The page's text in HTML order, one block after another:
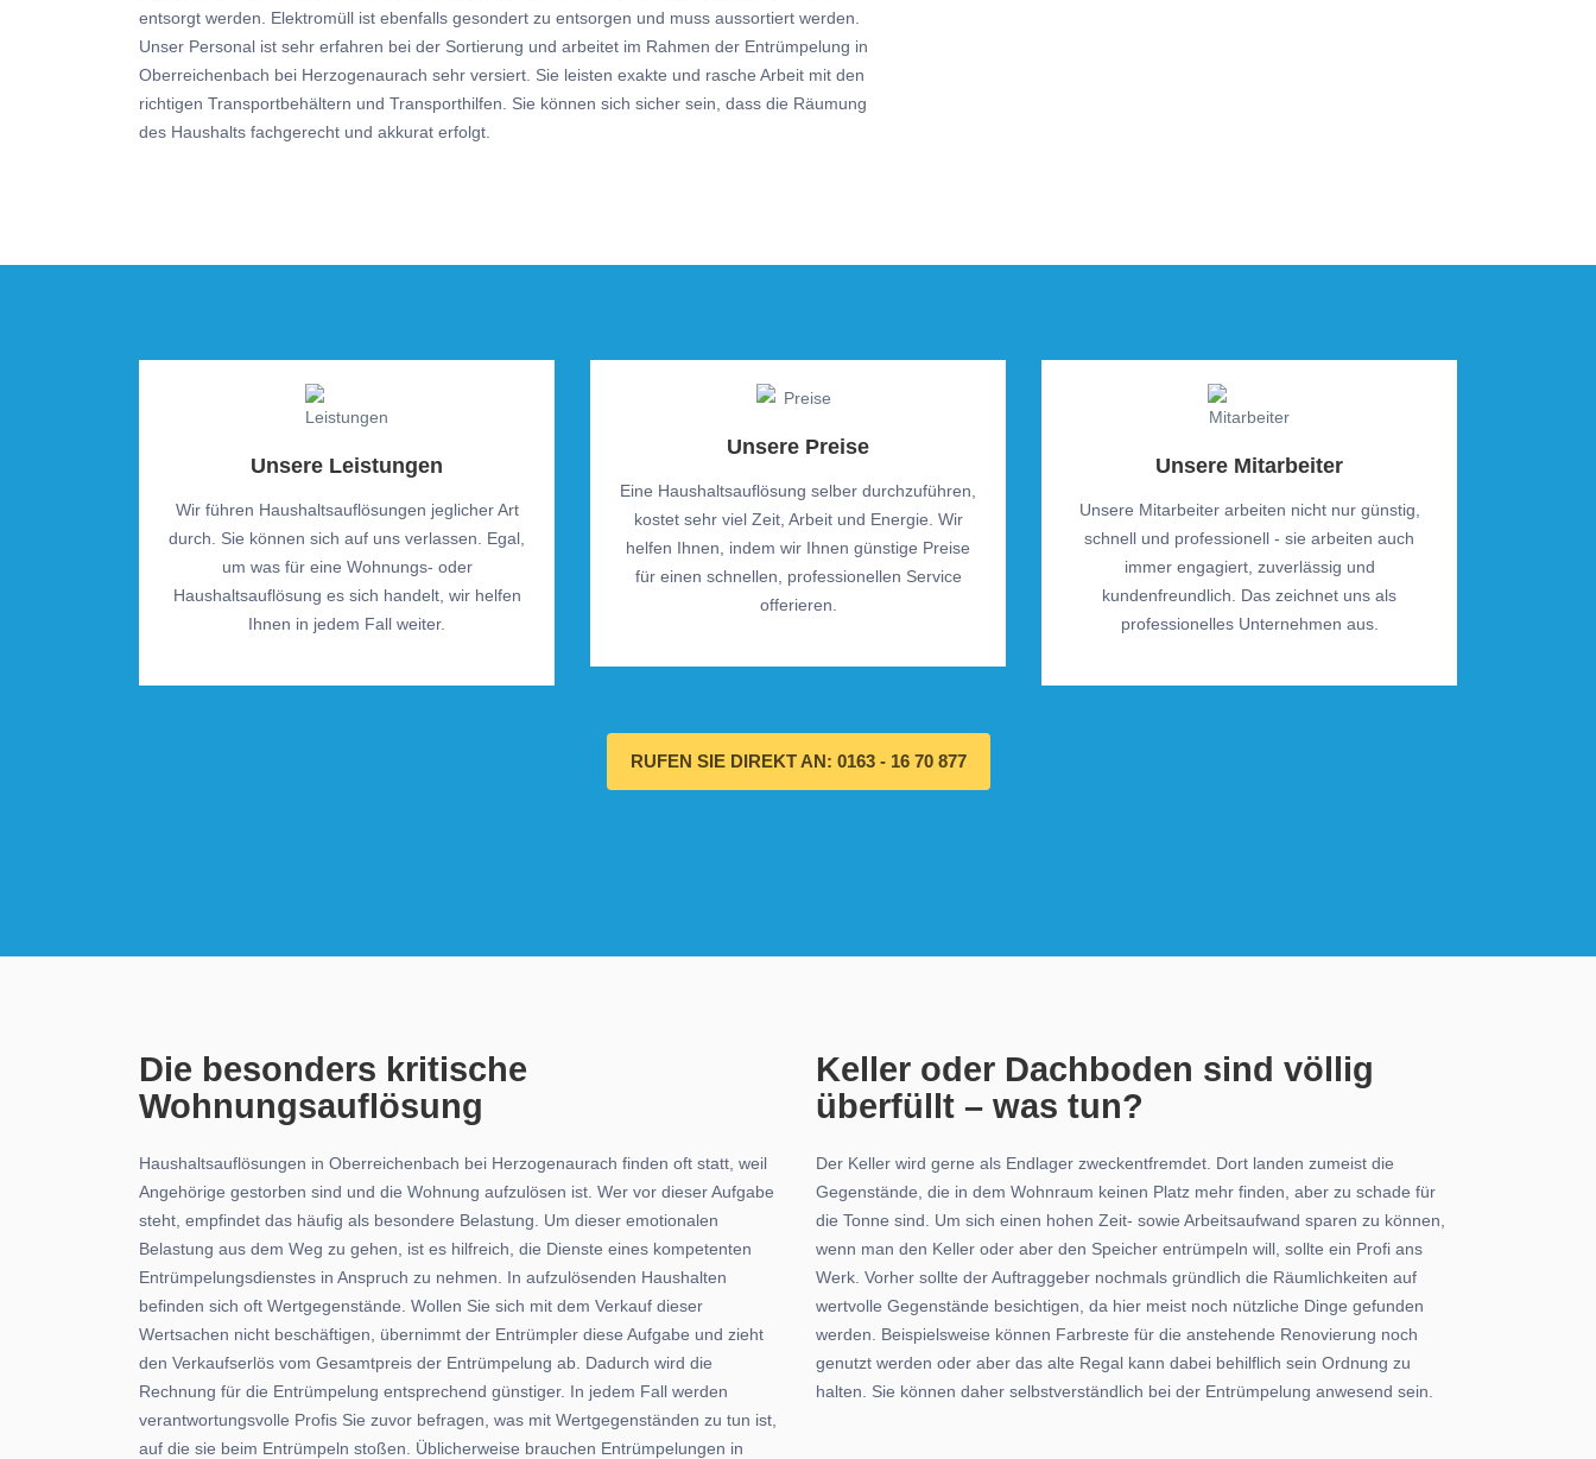
entsorgt werden. Elektromüll ist ebenfalls gesondert zu entsorgen und muss aussortiert werden.
Unser Personal ist sehr erfahren bei der Sortierung und arbeitet im Rahmen der Entrümpelung in
Oberreichenbach bei Herzogenaurach sehr versiert. Sie leisten exakte und rasche Arbeit mit den
richtigen Transportbehältern und Transporthilfen. Sie können sich sicher sein, dass die Räumung
des Haushalts fachgerecht und akkurat erfolgt.
Unsere Leistungen
Wir führen Haushaltsauflösungen jeglicher Art
durch. Sie können sich auf uns verlassen. Egal,
um was für eine Wohnungs- oder
Haushaltsauflösung es sich handelt, wir helfen
Ihnen in jedem Fall weiter.
Unsere Preise
Eine Haushaltsauflösung selber durchzuführen,
kostet sehr viel Zeit, Arbeit und Energie. Wir
helfen Ihnen, indem wir Ihnen günstige Preise
für einen schnellen, professionellen Service
offerieren.
Unsere Mitarbeiter
Unsere Mitarbeiter arbeiten nicht nur günstig,
schnell und professionell - sie arbeiten auch
immer engagiert, zuverlässig und
kundenfreundlich. Das zeichnet uns als
professionelles Unternehmen aus.
RUFEN SIE DIREKT AN: 0163 - 16 70 877
Die besonders kritische
Wohnungsauflösung
Haushaltsauflösungen in Oberreichenbach bei Herzogenaurach finden oft statt, weil
Angehörige gestorben sind und die Wohnung aufzulösen ist. Wer vor dieser Aufgabe
steht, empfindet das häufig als besondere Belastung. Um dieser emotionalen
Belastung aus dem Weg zu gehen, ist es hilfreich, die Dienste eines kompetenten
Entrümpelungsdienstes in Anspruch zu nehmen. In aufzulösenden Haushalten
befinden sich oft Wertgegenstände. Wollen Sie sich mit dem Verkauf dieser
Wertsachen nicht beschäftigen, übernimmt der Entrümpler diese Aufgabe und zieht
den Verkaufserlös vom Gesamtpreis der Entrümpelung ab. Dadurch wird die
Rechnung für die Entrümpelung entsprechend günstiger. In jedem Fall werden
verantwortungsvolle Profis Sie zuvor befragen, was mit Wertgegenständen zu tun ist,
auf die sie beim Entrümpeln stoßen. Üblicherweise brauchen Entrümpelungen in
Keller oder Dachboden sind völlig
überfüllt – was tun?
Der Keller wird gerne als Endlager zweckentfremdet. Dort landen zumeist die
Gegenstände, die in dem Wohnraum keinen Platz mehr finden, aber zu schade für
die Tonne sind. Um sich einen hohen Zeit- sowie Arbeitsaufwand sparen zu können,
wenn man den Keller oder aber den Speicher entrümpeln will, sollte ein Profi ans
Werk. Vorher sollte der Auftraggeber nochmals gründlich die Räumlichkeiten auf
wertvolle Gegenstände besichtigen, da hier meist noch nützliche Dinge gefunden
werden. Beispielsweise können Farbreste für die anstehende Renovierung noch
genutzt werden oder aber das alte Regal kann dabei behilflich sein Ordnung zu
halten. Sie können daher selbstverständlich bei der Entrümpelung anwesend sein.